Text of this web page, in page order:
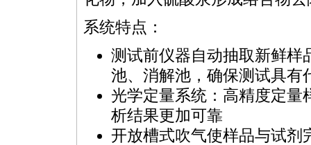
系统特点：
测试前仪器自动抽取新鲜样
池、消解池，确保测试具有
光学定量系统：高精度定量
析结果更加可靠
开放槽式吹气使样品与试剂